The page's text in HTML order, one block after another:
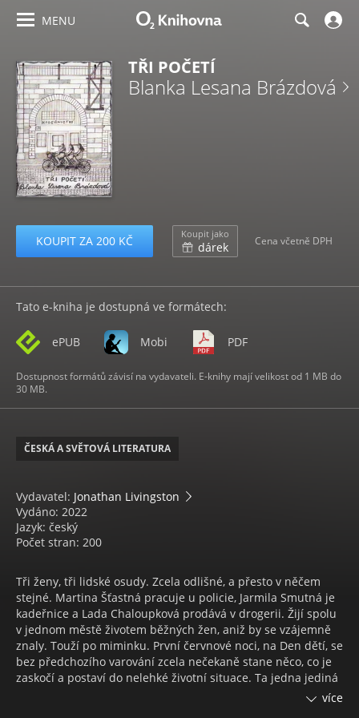
MENU
TŘI POČETÍ
Blanka Lesana Brázdová
KOUPIT ZA 200 KČ Koupit jako
dárek Cena včetně DPH
Tato e-kniha je dostupná ve formátech:
ePUB Mobi PDF
Dostupnost formátů závisí na vydavateli. E-knihy mají velikost od 1 MB do
30 MB.
ČESKÁ A SVĚTOVÁ LITERATURA
Vydavatel: Jonathan Livingston
Vydáno: 2022
Jazyk: český
Počet stran: 200
Tři ženy, tři lidské osudy. Zcela odlišné, a přesto v něčem
stejné. Martina Šťastná pracuje u policie, Jarmila Smutná je
kadeřnice a Lada Chaloupková prodává v drogerii. Žijí spolu
v jednom městě životem běžných žen, aniž by se vzájemně
znaly. Touží po miminku. První červnové noci, na Den dětí, se
bez předchozího varování zcela nečekaně stane něco, co je
zaskočí a postaví do nelehké životní situace. Ta jedna jediná
noc jim změní životy a donutí je přemýšlet jinak, než jak více